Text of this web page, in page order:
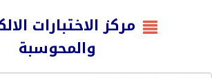
مركز الاختبارات
والمحوسبة